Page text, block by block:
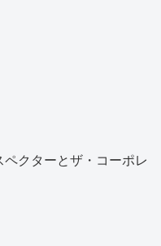
クターとザ・コーポレ